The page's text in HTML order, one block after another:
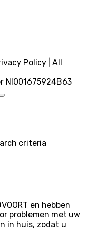
Policy | All
Nl001675924B63
criteria
en hebben
problemen met uw
in huis, zodat u